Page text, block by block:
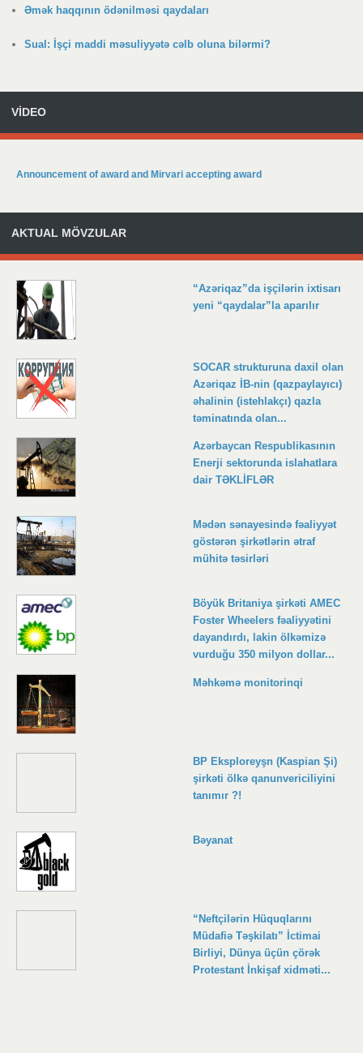
Əmək haqqının ödənilməsi qaydaları
Sual: İşçi maddi məsuliyyətə cəlb oluna bilərmi?
VİDEO
Announcement of award and Mirvari accepting award
AKTUAL MÖVZULAR
“Azəriqaz”da işçilərin ixtisarı
yeni “qaydalar”la aparılır
SOCAR strukturuna daxil olan
Azəriqaz İB-nin (qazpaylayıcı)
əhalinin (istehlakçı) qazla
təminatında olan...
Azərbaycan Respublikasının
Enerji sektorunda islahatlara
dair TƏKLİFLƏR
Mədən sənayesində fəaliyyət
göstərən şirkətlərin ətraf
mühitə təsirləri
Böyük Britaniya şirkəti AMEC
Foster Wheelers fəaliyyətini
dayandırdı, lakin ölkəmizə
vurduğu 350 milyon dollar...
Məhkəmə monitorinqi
BP Eksploreyşn (Kaspian Şi)
şirkəti ölkə qanunvericiliyini
tanımır ?!
Bəyanat
“Neftçilərin Hüquqlarını
Müdafiə Təşkilatı” İctimai
Birliyi, Dünya üçün çörək
Protestant İnkişaf xidməti...